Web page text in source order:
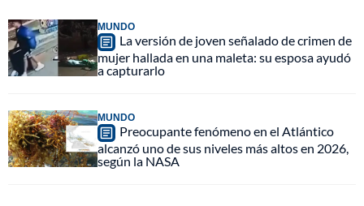
MUNDO
La versión de joven señalado de crimen de
mujer hallada en una maleta: su esposa ayudó
a capturarlo
MUNDO
Preocupante fenómeno en el Atlántico
alcanzó uno de sus niveles más altos en 2026,
según la NASA